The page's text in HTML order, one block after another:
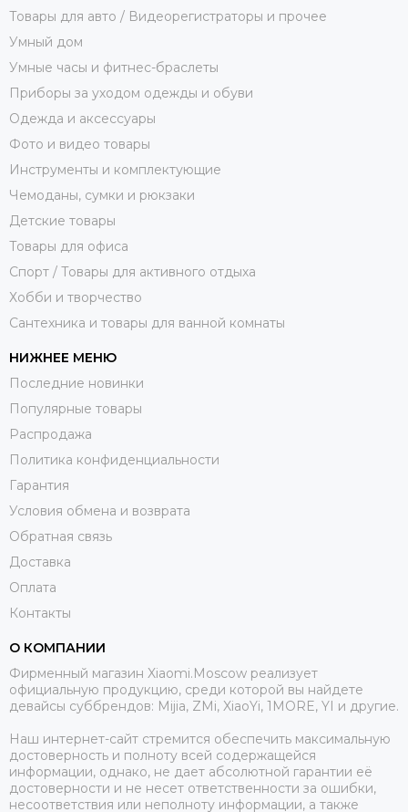
Товары для авто / Видеорегистраторы и прочее
Умный дом
Умные часы и фитнес-браслеты
Приборы за уходом одежды и обуви
Одежда и аксессуары
Фото и видео товары
Инструменты и комплектующие
Чемоданы, сумки и рюкзаки
Детские товары
Товары для офиса
Спорт / Товары для активного отдыха
Хобби и творчество
Сантехника и товары для ванной комнаты
НИЖНЕЕ МЕНЮ
Последние новинки
Популярные товары
Распродажа
Политика конфиденциальности
Гарантия
Условия обмена и возврата
Обратная связь
Доставка
Оплата
Контакты
О КОМПАНИИ
Фирменный магазин Xiaomi.Moscow реализует
официальную продукцию, среди которой вы найдете
девайсы суббрендов: Mijia, ZMi, XiaoYi, 1MORE, YI и другие.
Наш интернет-сайт стремится обеспечить максимальную
достоверность и полноту всей содержащейся
информации, однако, не дает абсолютной гарантии её
достоверности и не несет ответственности за ошибки,
несоответствия или неполноту информации, а также